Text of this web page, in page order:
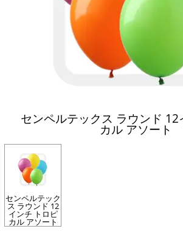
センペルテックス ラウンド 12
カル アソート
センペルテック
ス ラウンド 12
インチ トロピ
カル アソート